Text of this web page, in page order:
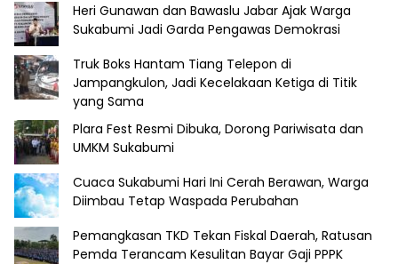
Heri Gunawan dan Bawaslu Jabar Ajak Warga
Sukabumi Jadi Garda Pengawas Demokrasi
Truk Boks Hantam Tiang Telepon di
Jampangkulon, Jadi Kecelakaan Ketiga di Titik
yang Sama
Plara Fest Resmi Dibuka, Dorong Pariwisata dan
UMKM Sukabumi
Cuaca Sukabumi Hari Ini Cerah Berawan, Warga
Diimbau Tetap Waspada Perubahan
Pemangkasan TKD Tekan Fiskal Daerah, Ratusan
Pemda Terancam Kesulitan Bayar Gaji PPPK